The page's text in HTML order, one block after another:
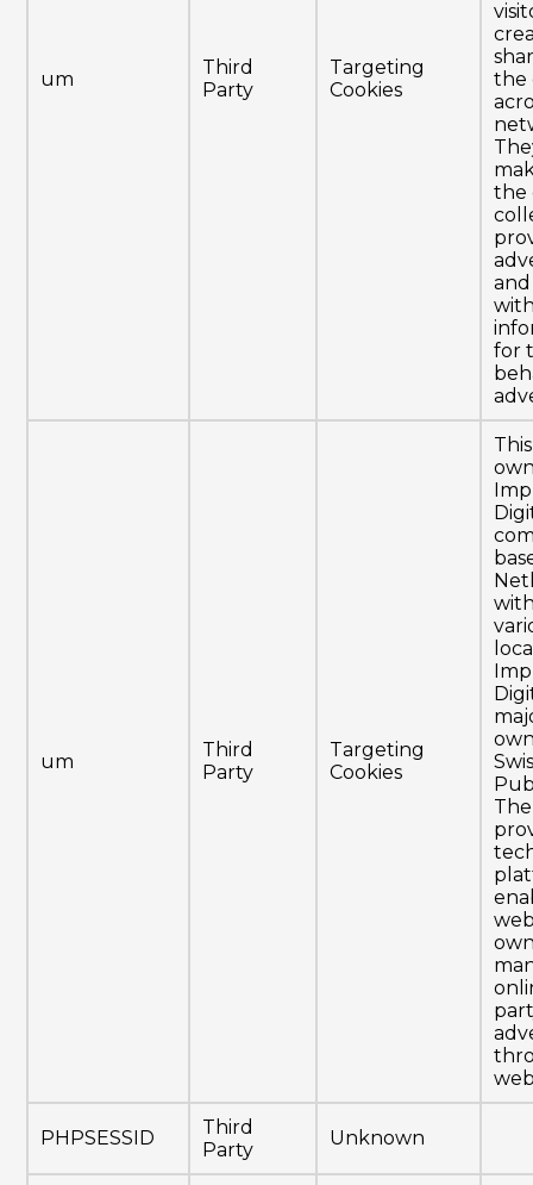
um
Third
Party
Targeting
Cookies
the
the
for
um
Third
Party
Targeting
Cookies
PHPSESSID
Third
Party
Unknown